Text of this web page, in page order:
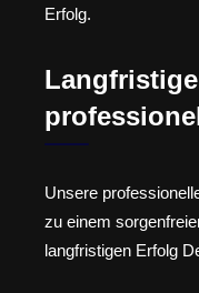
Erfolg.
Unsere
zu einem
langfristigen Erfolg